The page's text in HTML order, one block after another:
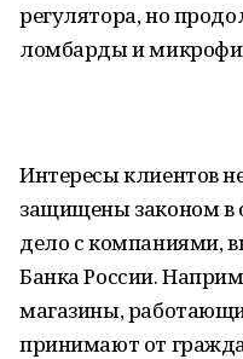
регулятора, но
ломбарды и
Интересы клиентов
защищены законом в
дело с компаниями,
Банка России.
магазины,
принимают от